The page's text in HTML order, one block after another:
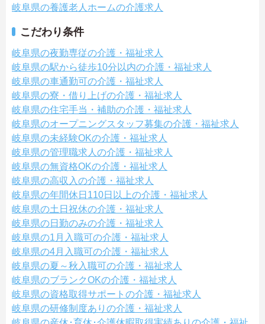
岐阜県の養護老人ホームの介護求人
こだわり条件
岐阜県の夜勤専従の介護・福祉求人
岐阜県の駅から徒歩10分以内の介護・福祉求人
岐阜県の車通勤可の介護・福祉求人
岐阜県の寮・借り上げの介護・福祉求人
岐阜県の住宅手当・補助の介護・福祉求人
岐阜県のオープニングスタッフ募集の介護・福祉求人
岐阜県の未経験OKの介護・福祉求人
岐阜県の管理職求人の介護・福祉求人
岐阜県の無資格OKの介護・福祉求人
岐阜県の高収入の介護・福祉求人
岐阜県の年間休日110日以上の介護・福祉求人
岐阜県の土日祝休の介護・福祉求人
岐阜県の日勤のみの介護・福祉求人
岐阜県の1月入職可の介護・福祉求人
岐阜県の4月入職可の介護・福祉求人
岐阜県の夏～秋入職可の介護・福祉求人
岐阜県のブランクOKの介護・福祉求人
岐阜県の資格取得サポートの介護・福祉求人
岐阜県の研修制度ありの介護・福祉求人